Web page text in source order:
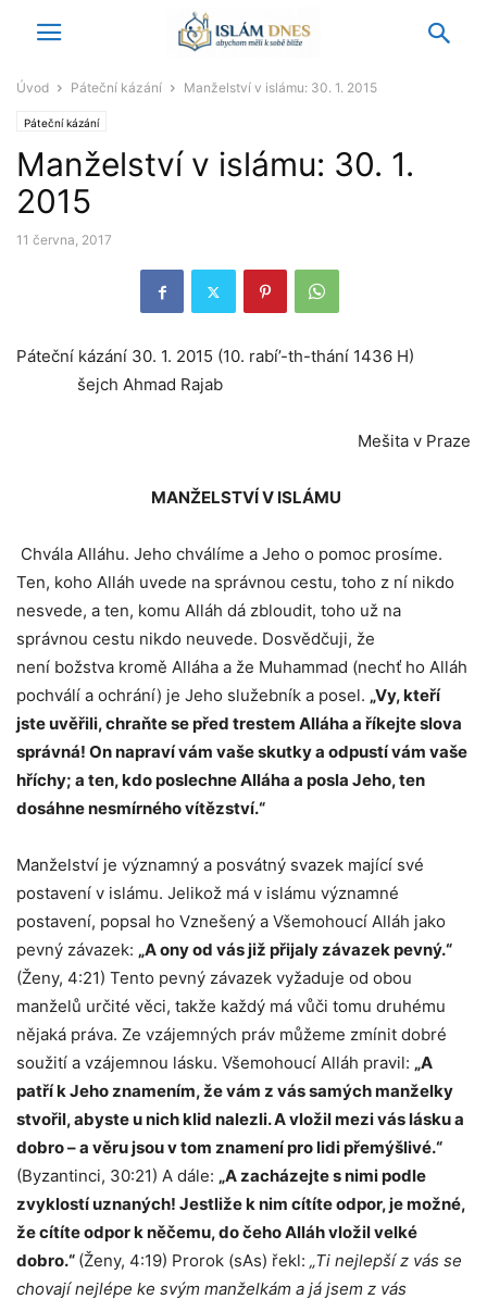
Úvod Páteční kázání Manželství v islámu: 30. 1. 2015
Páteční kázání
Manželství v islámu: 30. 1.
2015
11 června, 2017
Páteční kázání 30. 1. 2015 (10. rabí’-th-thání 1436 H)
šejch Ahmad Rajab
Mešita v Praze
MANŽELSTVÍ V ISLÁMU
Chvála Alláhu. Jeho chválíme a Jeho o pomoc prosíme.
Ten, koho Alláh uvede na správnou cestu, toho z ní nikdo
nesvede, a ten, komu Alláh dá zbloudit, toho už na
správnou cestu nikdo neuvede. Dosvědčuji, že
není božstva kromě Alláha a že Muhammad (nechť ho Alláh
pochválí a ochrání) je Jeho služebník a posel. „Vy, kteří
jste uvěřili, chraňte se před trestem Alláha a říkejte slova
správná! On napraví vám vaše skutky a odpustí vám vaše
hříchy; a ten, kdo poslechne Alláha a posla Jeho, ten
dosáhne nesmírného vítězství.“
Manželství je významný a posvátný svazek mající své
postavení v islámu. Jelikož má v islámu významné
postavení, popsal ho Vznešený a Všemohoucí Alláh jako
pevný závazek: „A ony od vás již přijaly závazek pevný.“
(Ženy, 4:21) Tento pevný závazek vyžaduje od obou
manželů určité věci, takže každý má vůči tomu druhému
nějaká práva. Ze vzájemných práv můžeme zmínit dobré
soužití a vzájemnou lásku. Všemohoucí Alláh pravil: „A
patří k Jeho znamením, že vám z vás samých manželky
stvořil, abyste u nich klid nalezli. A vložil mezi vás lásku a
dobro – a věru jsou v tom znamení pro lidi přemýšlivé.“
(Byzantinci, 30:21) A dále: „A zacházejte s nimi podle
zvyklostí uznaných! Jestliže k nim cítíte odpor, je možné,
že cítíte odpor k něčemu, do čeho Alláh vložil velké
dobro.“ (Ženy, 4:19) Prorok (sAs) řekl: „Ti nejlepší z vás se
chovají nejlépe ke svým manželkám a já jsem z vás